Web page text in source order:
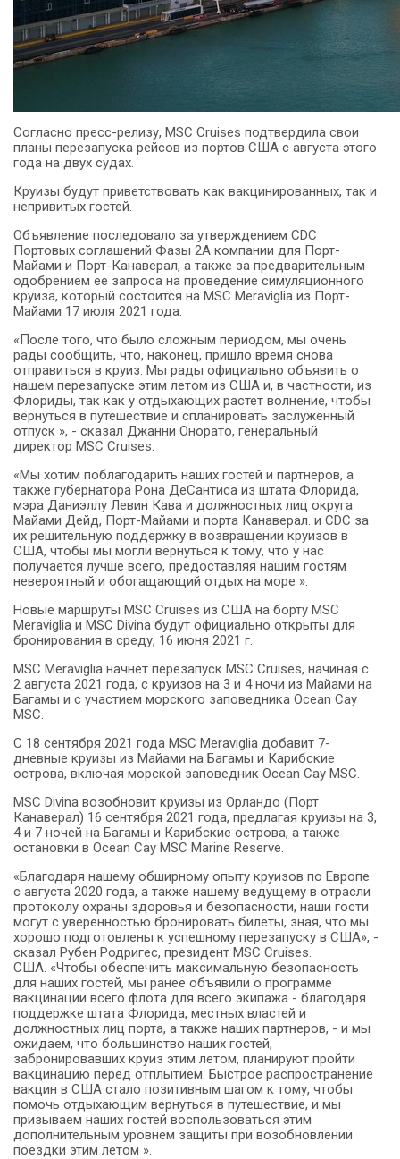
Согласно пресс-релизу, MSC Cruises подтвердила свои
планы перезапуска рейсов из портов США с августа этого
года на двух судах.
Круизы будут приветствовать как вакцинированных, так и
непривитых гостей.
Объявление последовало за утверждением CDC
Портовых соглашений Фазы 2A компании для Порт-
Майами и Порт-Канаверал, а также за предварительным
одобрением ее запроса на проведение симуляционного
круиза, который состоится на MSC Meraviglia из Порт-
Майами 17 июля 2021 года.
«После того, что было сложным периодом, мы очень
рады сообщить, что, наконец, пришло время снова
отправиться в круиз. Мы рады официально объявить о
нашем перезапуске этим летом из США и, в частности, из
Флориды, так как у отдыхающих растет волнение, чтобы
вернуться в путешествие и спланировать заслуженный
отпуск », - сказал Джанни Онорато, генеральный
директор MSC Cruises.
«Мы хотим поблагодарить наших гостей и партнеров, а
также губернатора Рона ДеСантиса из штата Флорида,
мэра Даниэллу Левин Кава и должностных лиц округа
Майами Дейд, Порт-Майами и порта Канаверал. и CDC за
их решительную поддержку в возвращении круизов в
США, чтобы мы могли вернуться к тому, что у нас
получается лучше всего, предоставляя нашим гостям
невероятный и обогащающий отдых на море ».
Новые маршруты MSC Cruises из США на борту MSC
Meraviglia и MSC Divina будут официально открыты для
бронирования в среду, 16 июня 2021 г.
MSC Meraviglia начнет перезапуск MSC Cruises, начиная с
2 августа 2021 года, с круизов на 3 и 4 ночи из Майами на
Багамы и с участием морского заповедника Ocean Cay
MSC.
С 18 сентября 2021 года MSC Meraviglia добавит 7-
дневные круизы из Майами на Багамы и Карибские
острова, включая морской заповедник Ocean Cay MSC.
MSC Divina возобновит круизы из Орландо (Порт
Канаверал) 16 сентября 2021 года, предлагая круизы на 3,
4 и 7 ночей на Багамы и Карибские острова, а также
остановки в Ocean Cay MSC Marine Reserve.
«Благодаря нашему обширному опыту круизов по Европе
с августа 2020 года, а также нашему ведущему в отрасли
протоколу охраны здоровья и безопасности, наши гости
могут с уверенностью бронировать билеты, зная, что мы
хорошо подготовлены к успешному перезапуску в США», -
сказал Рубен Родригес, президент MSC Cruises.
США. «Чтобы обеспечить максимальную безопасность
для наших гостей, мы ранее объявили о программе
вакцинации всего флота для всего экипажа - благодаря
поддержке штата Флорида, местных властей и
должностных лиц порта, а также наших партнеров, - и мы
ожидаем, что большинство наших гостей,
забронировавших круиз этим летом, планируют пройти
вакцинацию перед отплытием. Быстрое распространение
вакцин в США стало позитивным шагом к тому, чтобы
помочь отдыхающим вернуться в путешествие, и мы
призываем наших гостей воспользоваться этим
дополнительным уровнем защиты при возобновлении
поездки этим летом ».